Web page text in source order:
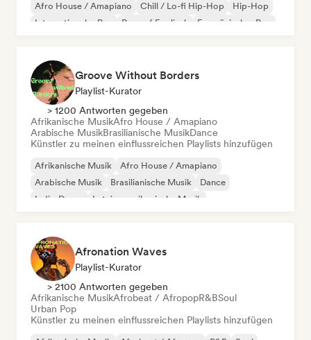
Afro House / Amapiano
Chill / Lo-fi Hip-Hop
Hip-Hop
Internationaler Rap
Rap auf Englisch Französischer Rap
Groove Without Borders
Playlist-Kurator
> 1200 Antworten gegeben
Afrikanische MusikAfro House / Amapiano
Arabische MusikBrasilianische MusikDance
Künstler zu meinen einflussreichen Playlists hinzufügen
Afrikanische Musik
Afro House / Amapiano
Arabische Musik
Brasilianische Musik
Dance
Indie-Dance
Lateinamerikanische Musik
Afronation Waves
Playlist-Kurator
> 2100 Antworten gegeben
Afrikanische MusikAfrobeat / AfropopR&BSoul
Urban Pop
Künstler zu meinen einflussreichen Playlists hinzufügen